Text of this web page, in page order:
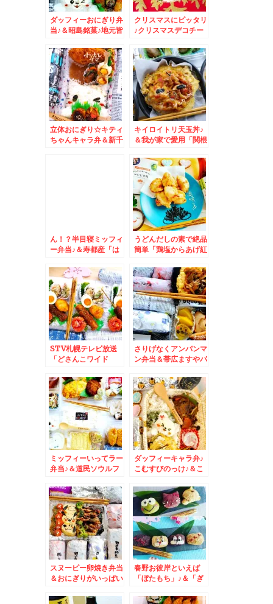
ダッフィーおにぎり弁
当♪＆昭島銘菓♪地元皆
クリスマスにピッタリ
♪クリスマスデコチー
樽かま栄」さんのかま
ぼこ
立体おにぎり☆キティ
ちゃんキャラ弁＆新千
キイロイトリ天玉丼♪
＆我が家で愛用「関根
か？？「胡麻油の関
根」さん♪
ん！？半目寝ミッフィ
ー弁当♪＆寿都産「は
うどんだしの素で絶品
簡単「鶏塩からあげ紅
風」レシピ ﾊｼｶﾞﾄﾏﾗﾅｲ
ﾖ~
STV札幌テレビ放送
「どさんこワイド
＾＾ウィンナー飾り切
り☆普通のお弁当もあ
りますよ＾＾＆(*´艸
`*「ぎんべこや」さ
んランチ♪玉手箱～ブ
リスケ最高＼(^^)／
さりげなくアンパンマ
ン弁当＆帯広ますやパ
てパン♪
ミッフィーいってラー
弁当♪＆道民ソウルフ
星」さんで「ホッキカ
レーパン」が懐かしく
て美味しい♪(*´艸`*)
ダッフィーキャラ弁♪
こむすびのっけ♪＆こ
´艸｀)マイ最優秀調味
料キャンプにも♪
スヌーピー卵焼き弁当
＆おにぎりがいっぱい
春野お彼岸といえば
「ぼたもち」♪＆「ぎ
ろフレーク丼♪美味